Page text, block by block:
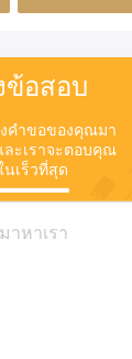
พื้นที่
ข้อสอบ
คําขอของคุณมา
ละเราจะตอบคุณ
นเร็วที่สุด